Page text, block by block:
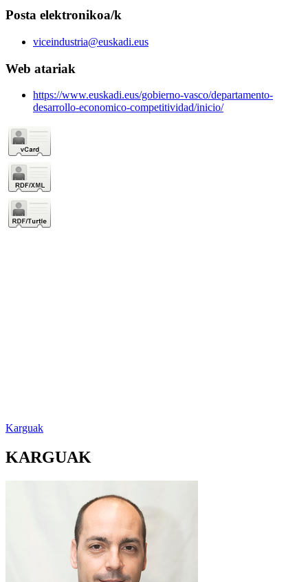
Posta elektronikoa/k
viceindustria@euskadi.eus
Web atariak
https://www.euskadi.eus/gobierno-vasco/departamento-
desarrollo-economico-competitividad/inicio/
Karguak
KARGUAK